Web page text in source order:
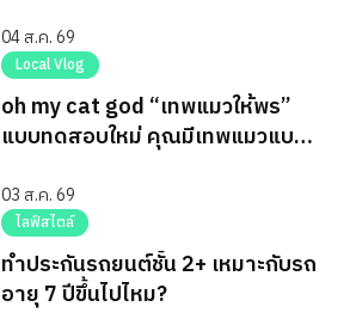
04 ส.ค. 69
Local Vlog
oh my cat god “เทพแมวให้พร”
แบบทดสอบใหม่ คุณมีเทพแมวแบบ
03 ส.ค. 69
ไลฟ์สไตล์
ทำประกันรถยนต์ชั้น 2+ เหมาะกับรถ
อายุ 7 ปีขึ้นไปไหม?